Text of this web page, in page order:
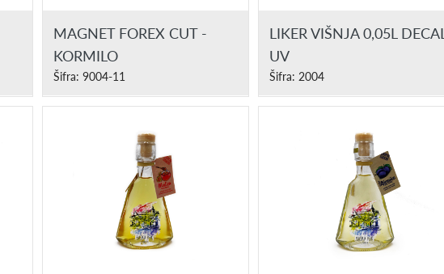
MAGNET FOREX CUT -
KORMILO
Šifra: 9004-11
LIKER VIŠNJA 0,05L DECAL
UV
Šifra: 2004